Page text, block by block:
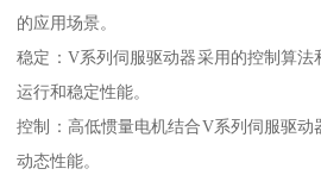
的应用场景。
稳定：V系列伺服驱动器采用的控制算
运行和稳定性能。
控制：高低惯量电机结合V系列伺服驱
动态性能。